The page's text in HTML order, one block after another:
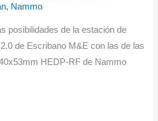
, Nammo
posibilidades de la estación de
de Escribano M&E con las de las
HEDP-RF de Nammo